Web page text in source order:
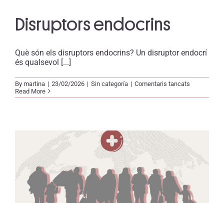
Disruptors endocrins
Què són els disruptors endocrins? Un disruptor endocrí
és qualsevol [...]
By martina | 23/02/2026 | Sin categoría | Comentaris tancats
endocrins
Read More